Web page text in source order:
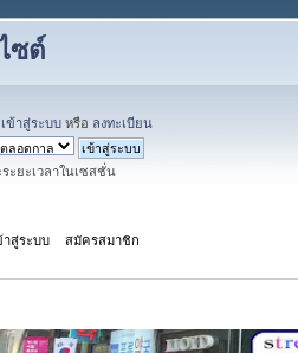
ซต์
เข้าสู่ระบบ หรือ ลงทะเบียน
ะยะเวลาในเซสชั่น
าสู่ระบบ สมัครสมาชิก